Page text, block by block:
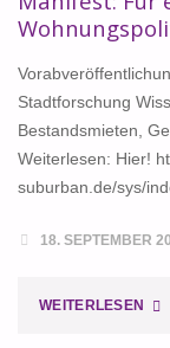
Stadtforschung
Bestandsmieten,
Weiterlesen: Hier!
suburban.de/sys/
18. SEPTEMBER
WEITERLESEN